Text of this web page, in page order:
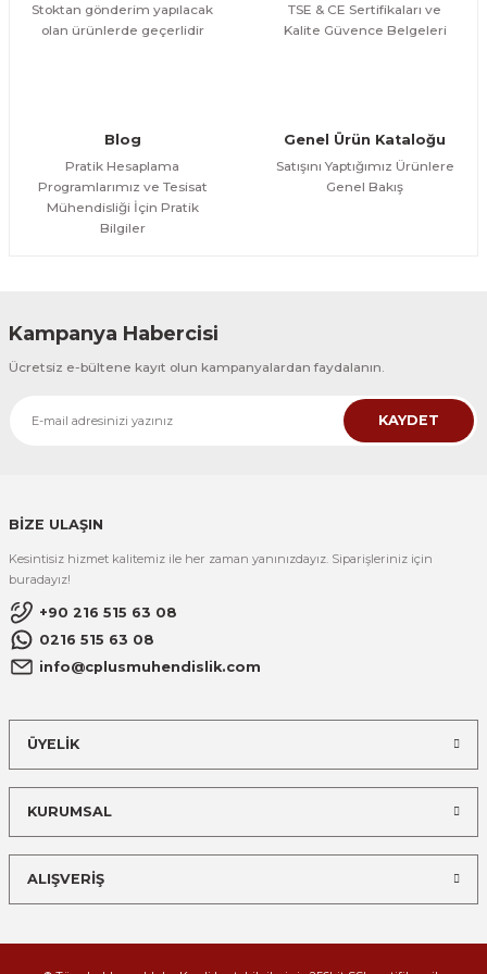
Stoktan gönderim yapılacak
olan ürünlerde geçerlidir
TSE & CE Sertifikaları ve
Kalite Güvence Belgeleri
Blog
Pratik Hesaplama
Programlarımız ve Tesisat
Mühendisliği İçin Pratik
Bilgiler
Genel Ürün Kataloğu
Satışını Yaptığımız Ürünlere
Genel Bakış
Kampanya Habercisi
Ücretsiz e-bültene kayıt olun kampanyalardan faydalanın.
KAYDET
BİZE ULAŞIN
Kesintisiz hizmet kalitemiz ile her zaman yanınızdayız. Siparişleriniz için
buradayız!
+90 216 515 63 08
0216 515 63 08
info@cplusmuhendislik.com
ÜYELİK
KURUMSAL
ALIŞVERİŞ